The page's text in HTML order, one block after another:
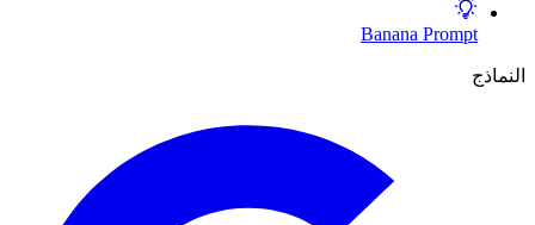
Banana Prompt
النماذج